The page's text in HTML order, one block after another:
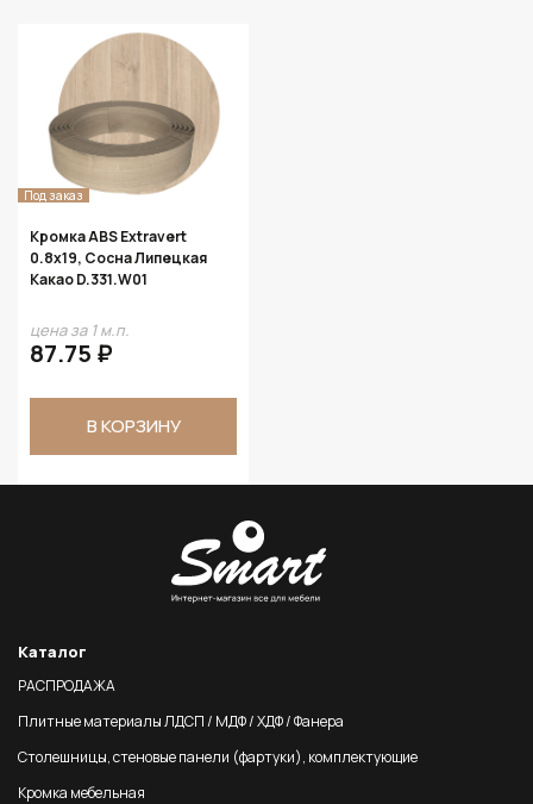
Под заказ
Кромка ABS Extravert
0.8х19, Сосна Липецкая
Какао D.331.W01
цена за 1 м.п.
87.75 ₽
В КОРЗИНУ
Каталог
РАСПРОДАЖА
Плитные материалы ЛДСП / МДФ / ХДФ / Фанера
Столешницы, стеновые панели (фартуки), комплектующие
Кромка мебельная